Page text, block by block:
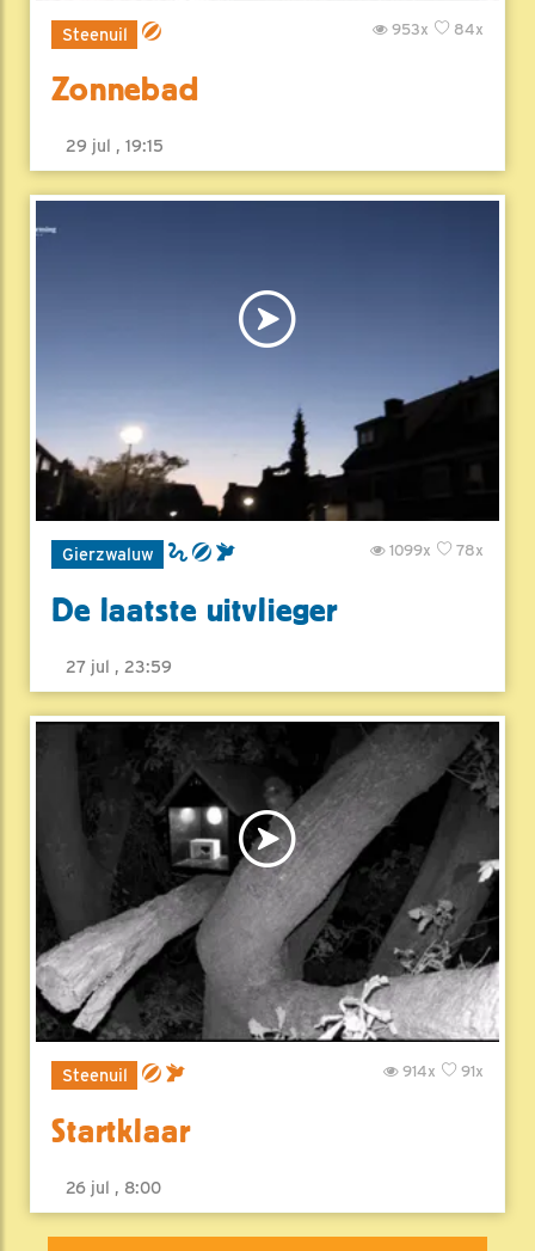
Steenuil 84x
953x
Zonnebad
29 jul , 19:15
Gierzwaluw 78x
1099x
De laatste uitvlieger
27 jul , 23:59
Steenuil 91x
914x
Startklaar
26 jul , 8:00